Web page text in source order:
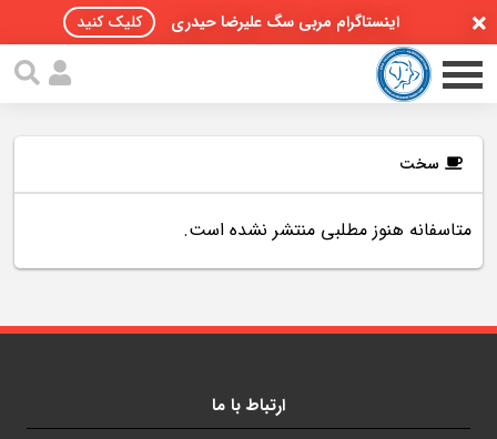
اینستاگرام مربی سگ علیرضا حیدری کلیک کنید
صفحه اصلی
پادکست سگ ها
سخت
متاسفانه هنوز مطلبی منتشر نشده است.
ارتباط با ما